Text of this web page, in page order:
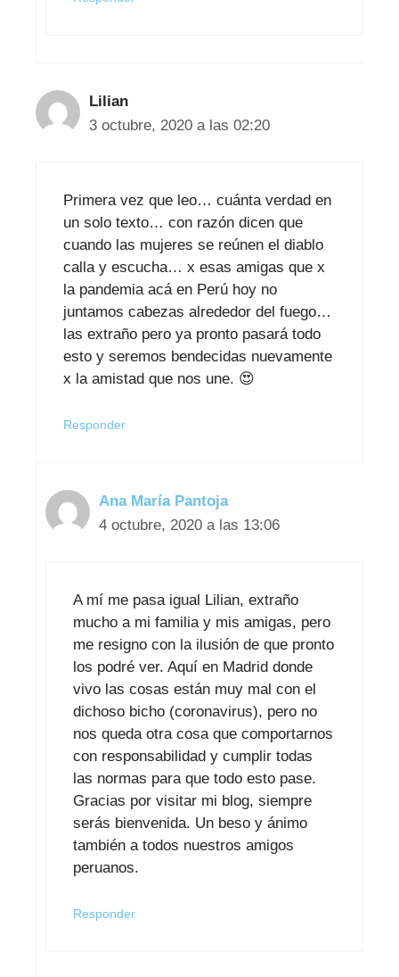
Lilian
3 octubre, 2020 a las 02:20
Primera vez que leo… cuánta verdad en
un solo texto… con razón dicen que
cuando las mujeres se reúnen el diablo
calla y escucha… x esas amigas que x
la pandemia acá en Perú hoy no
juntamos cabezas alrededor del fuego…
las extraño pero ya pronto pasará todo
esto y seremos bendecidas nuevamente
x la amistad que nos une. 😍
Responder
Ana María Pantoja
4 octubre, 2020 a las 13:06
A mí me pasa igual Lilian, extraño
mucho a mi familia y mis amigas, pero
me resigno con la ilusión de que pronto
los podré ver. Aquí en Madrid donde
vivo las cosas están muy mal con el
dichoso bicho (coronavirus), pero no
nos queda otra cosa que comportarnos
con responsabilidad y cumplir todas
las normas para que todo esto pase.
Gracias por visitar mi blog, siempre
serás bienvenida. Un beso y ánimo
también a todos nuestros amigos
peruanos.
Responder